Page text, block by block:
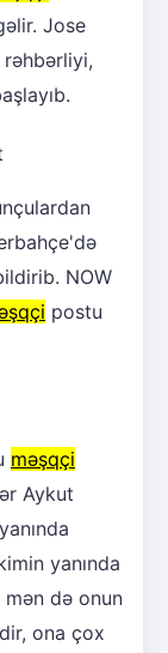
Jose
NOW
postu
məşqçi
Aykut
yanında
mən də onun
ona çox